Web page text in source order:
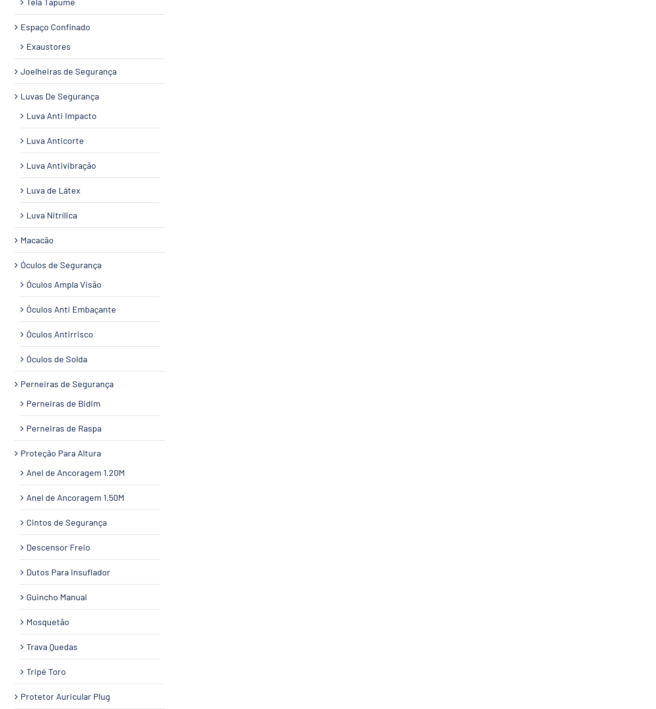
Espaço Confinado
Exaustores
Joelheiras de Segurança
Luvas De Segurança
Luva Anti Impacto
Luva Anticorte
Luva Antivibração
Luva de Látex
Luva Nitrílica
Macacão
Óculos de Segurança
Óculos Ampla Visão
Óculos Anti Embaçante
Óculos Antirrisco
Óculos de Solda
Perneiras de Segurança
Perneiras de Bidim
Perneiras de Raspa
Proteção Para Altura
Anel de Ancoragem 1.20M
Anel de Ancoragem 1.50M
Cintos de Segurança
Descensor Freio
Dutos Para Insuflador
Guincho Manual
Mosquetão
Trava Quedas
Tripé Toro
Protetor Auricular Plug